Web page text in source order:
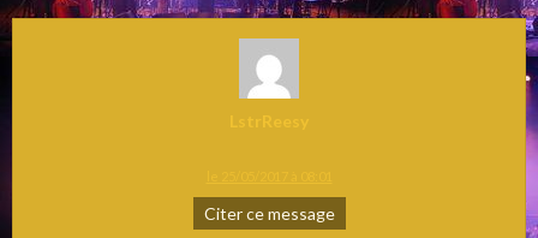
LstrReesy
Citer ce message